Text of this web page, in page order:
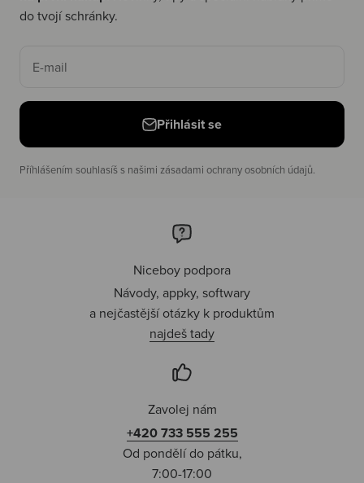
do tvojí schránky.
E-mail
Přihlásit se
Příhlášením souhlasíš s našimi zásadami ochrany osobních údajů.
Niceboy podpora
Návody, appky, softwary
a nejčastější otázky k produktům
najdeš tady
Zavolej nám
+420 733 555 255
Od pondělí do pátku,
7:00-17:00